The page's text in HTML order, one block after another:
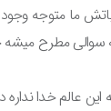
ما متوجه
سوالی مطرح
عالم خدا نداره